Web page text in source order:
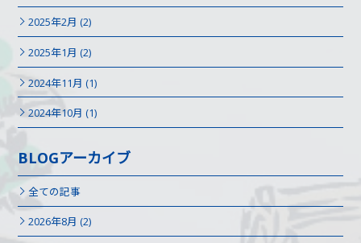
2025年2月 (2)
2025年1月 (2)
2024年11月 (1)
2024年10月 (1)
BLOGアーカイブ
全ての記事
2026年8月 (2)